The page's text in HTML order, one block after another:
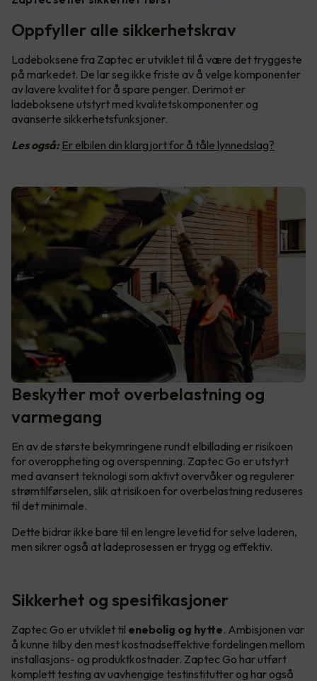
Oppfyller alle sikkerhetskrav
Ladeboksene fra Zaptec er utviklet til å være det tryggeste
på markedet. De lar seg ikke friste av å velge komponenter
av lavere kvalitet for å spare penger. Derimot er
ladeboksene utstyrt med kvalitetskomponenter og
avanserte sikkerhetsfunksjoner.
Les også: Er elbilen din klargjort for å tåle lynnedslag?
Beskytter mot overbelastning og
varmegang
En av de største bekymringene rundt elbillading er risikoen
for overoppheting og overspenning. Zaptec Go er utstyrt
med avansert teknologi som aktivt overvåker og regulerer
strømtilførselen, slik at risikoen for overbelastning reduseres
til det minimale.
Dette bidrar ikke bare til en lengre levetid for selve laderen,
men sikrer også at ladeprosessen er trygg og effektiv.
Sikkerhet og spesifikasjoner
Zaptec Go er utviklet til enebolig og hytte. Ambisjonen var
å kunne tilby den mest kostnadseffektive fordelingen mellom
installasjons- og produktkostnader. Zaptec Go har utført
komplett testing av uavhengige testinstitutter og har også